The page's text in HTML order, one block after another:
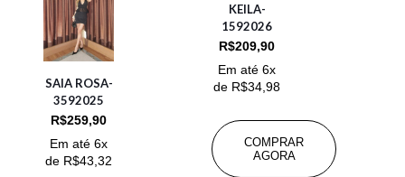
SAIA ROSA-
3592025
R$259,90
Em até 6x
de R$43,32
KEILA-
1592026
R$209,90
Em até 6x
de R$34,98
COMPRAR
AGORA